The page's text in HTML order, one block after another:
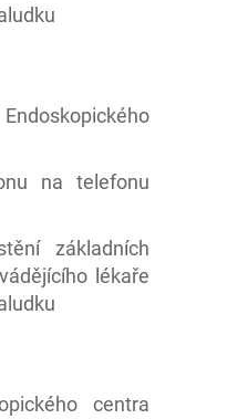
na telefonu
základních
lékaře
centra